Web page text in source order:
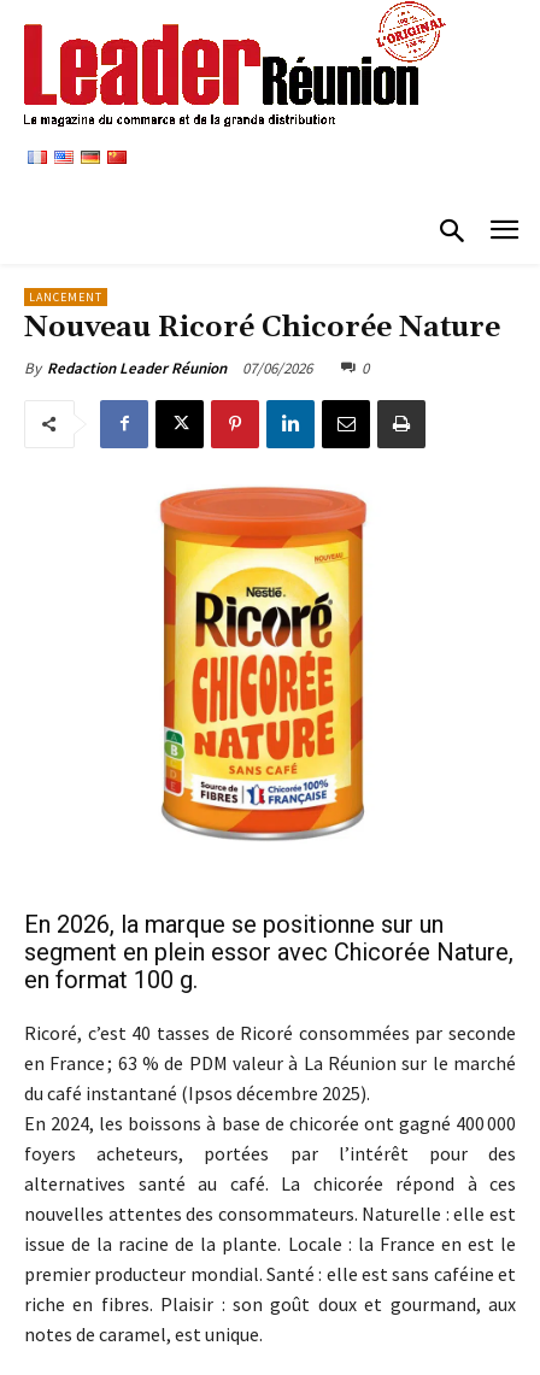
LANCEMENT
Nouveau Ricoré Chicorée Nature
By Redaction Leader Réunion 07/06/2026 0
En 2026, la marque se positionne sur un
segment en plein essor avec Chicorée Nature,
en format 100 g.
Ricoré, c’est 40 tasses de Ricoré consommées par seconde
en France ; 63 % de PDM valeur à La Réunion sur le marché
du café instantané (Ipsos décembre 2025).
En 2024, les boissons à base de chicorée ont gagné 400 000
foyers acheteurs, portées par l’intérêt pour des
alternatives santé au café. La chicorée répond à ces
nouvelles attentes des consommateurs. Naturelle : elle est
issue de la racine de la plante. Locale : la France en est le
premier producteur mondial. Santé : elle est sans caféine et
riche en fibres. Plaisir : son goût doux et gourmand, aux
notes de caramel, est unique.